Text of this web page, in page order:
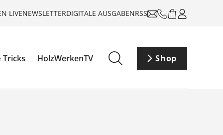
LIVENEWSLETTERDIGITALE AUSGABENRSS
Tricks HolzWerkenTV Shop